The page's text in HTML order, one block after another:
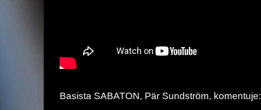
Basista SABATON, Pär Sundström, komentuje: